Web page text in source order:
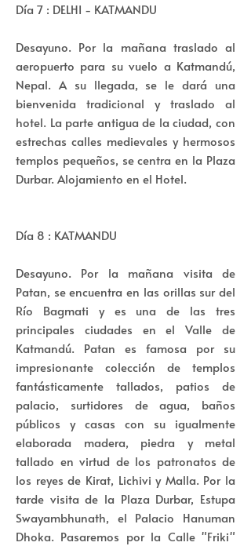
Día 7 : DELHI - KATMANDU
Desayuno. Por la mañana traslado al
aeropuerto para su vuelo a Katmandú,
Nepal. A su llegada, se le dará una
bienvenida tradicional y traslado al
hotel. La parte antigua de la ciudad, con
estrechas calles medievales y hermosos
templos pequeños, se centra en la Plaza
Durbar. Alojamiento en el Hotel.
Día 8 : KATMANDU
Desayuno. Por la mañana visita de
Patan, se encuentra en las orillas sur del
Río Bagmati y es una de las tres
principales ciudades en el Valle de
Katmandú. Patan es famosa por su
impresionante colección de templos
fantásticamente tallados, patios de
palacio, surtidores de agua, baños
públicos y casas con su igualmente
elaborada madera, piedra y metal
tallado en virtud de los patronatos de
los reyes de Kirat, Lichivi y Malla. Por la
tarde visita de la Plaza Durbar, Estupa
Swayambhunath, el Palacio Hanuman
Dhoka. Pasaremos por la Calle "Friki"